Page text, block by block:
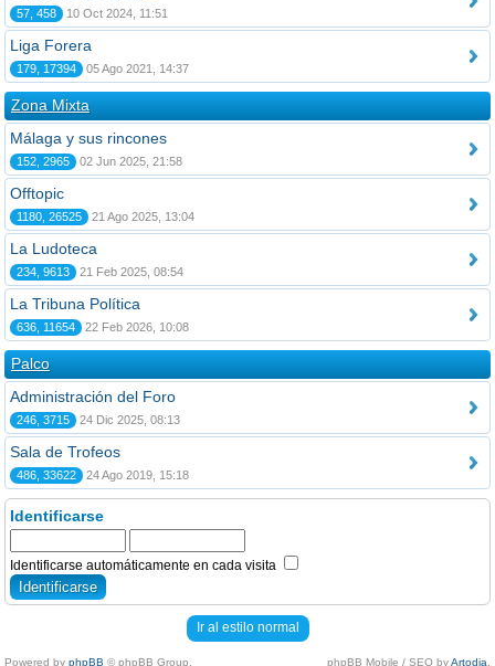
57, 458 10 Oct 2024, 11:51
Liga Forera
179, 17394 05 Ago 2021, 14:37
Zona Mixta
Málaga y sus rincones
152, 2965 02 Jun 2025, 21:58
Offtopic
1180, 26525 21 Ago 2025, 13:04
La Ludoteca
234, 9613 21 Feb 2025, 08:54
La Tribuna Política
636, 11654 22 Feb 2026, 10:08
Palco
Administración del Foro
246, 3715 24 Dic 2025, 08:13
Sala de Trofeos
486, 33622 24 Ago 2019, 15:18
Identificarse
Identificarse automáticamente en cada visita
Ir al estilo normal
Powered by phpBB © phpBB Group. phpBB Mobile / SEO byArtodia